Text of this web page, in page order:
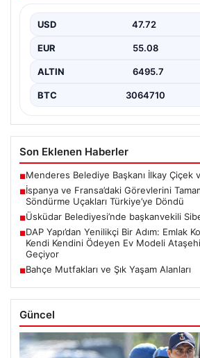
Orman Genel Müdürlüğü tarafından
büyük…
USD 47.72
EUR 55.08
ALTIN 6495.7
BTC 3064710
Son Eklenen Haberler
■Menderes Belediye Başkanı İlkay Çiçek
■İspanya ve Fransa’daki Görevlerini
Söndürme Uçakları Türkiye’ye Döndü
■Üsküdar Belediyesi’nde başkanvekili
■DAP Yapı’dan Yenilikçi Bir Adım: Emlak
Kendi Kendini Ödeyen Ev Modeli
Geçiyor
■Bahçe Mutfakları ve Şık Yaşam Alanları
Güncel